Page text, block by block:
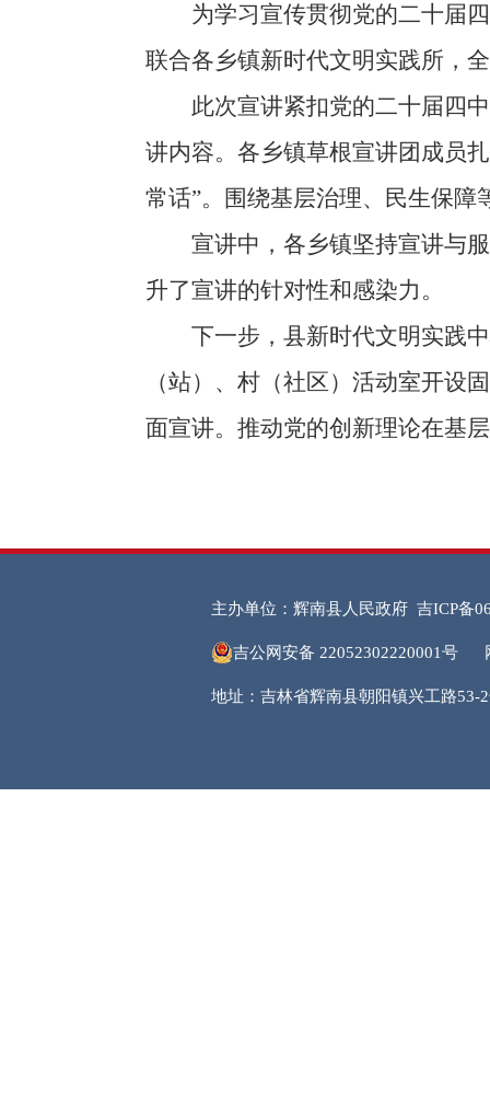
为学习宣传贯彻党的二十届四
联合各乡镇新时代文明实践所，
此次宣讲紧扣党的二十届四中
讲内容。各乡镇草根宣讲团成员
常话”。围绕基层治理、民生保
宣讲中，各乡镇坚持宣讲与服
升了宣讲的针对性和感染力。
下一步，县新时代文明实践中
（站）、村（社区）活动室开设
面宣讲。推动党的创新理论在基
主办单位：辉南县人民政府 吉ICP备
吉公网安备 22052302220001号
地址：吉林省辉南县朝阳镇兴工路53-